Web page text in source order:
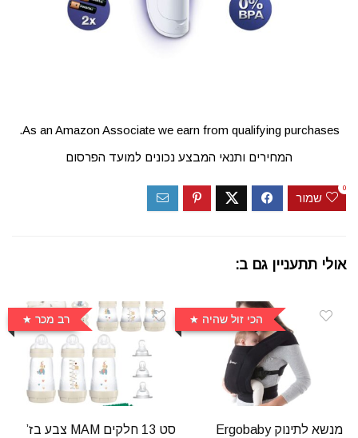
As an Amazon Associate we earn from qualifying purchases.
המחירים ותנאי המבצע נכונים למועד הפרסום
שמור
0
אולי תתעניין גם ב:
הכי זול שהיה
מנשא לתינוק Ergobaby
רב מכר
סט 13 חלקים MAM צבע בז’